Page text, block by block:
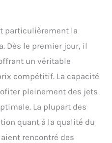
particulièrement la
Dès le premier jour, il
un véritable
compétitif. La capacité
pleinement des jets
La plupart des
quant à la qualité du
rencontré des